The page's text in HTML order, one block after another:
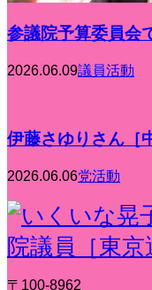
参議院予算委員会
2026.06.09議員活動
伊藤さゆりさん［
2026.06.06党活動
〒100-8962